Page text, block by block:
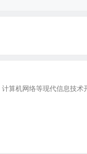
算机网络等现代信息技术